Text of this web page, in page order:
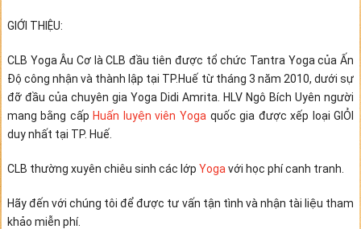
GIỚI THIỆU:
CLB Yoga Âu Cơ là CLB đầu tiên được tổ chức Tantra Yoga của Ấn
Độ công nhận và thành lập tại TP.Huế từ tháng 3 năm 2010, dưới sự
đỡ đầu của chuyên gia Yoga Didi Amrita. HLV Ngô Bích Uyên người
mang bằng cấp Huấn luyện viên Yoga quốc gia được xếp loại GIỎI
duy nhất tại TP. Huế.
CLB thường xuyên chiêu sinh các lớp Yoga với học phí canh tranh.
Hãy đến với chúng tôi để được tư vấn tận tình và nhận tài liệu tham
khảo miễn phí.